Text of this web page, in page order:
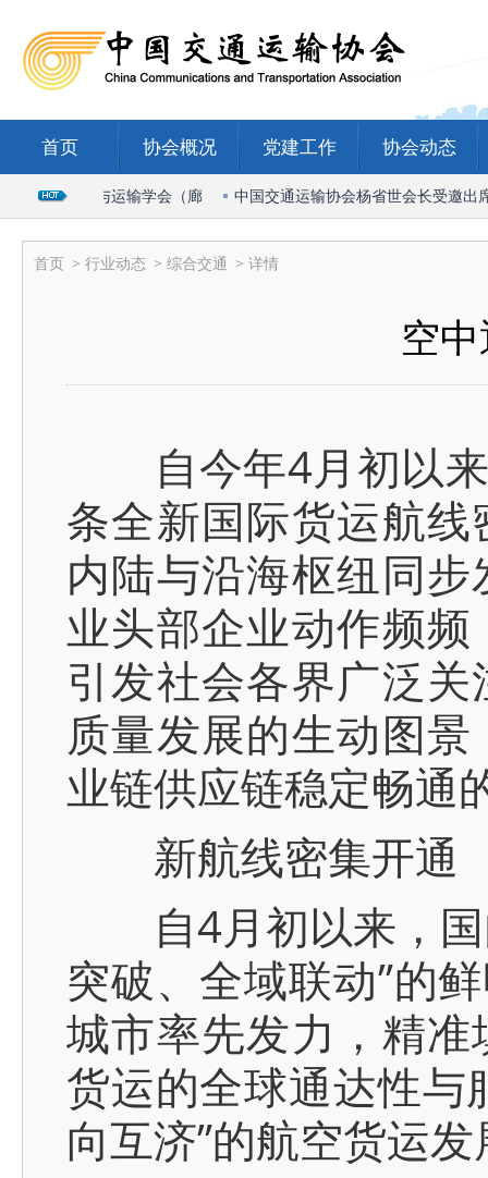
首页 协会概况 党建工作 协会动态
际物流与运输学会（廊 中国交通运输协会杨省世会长受邀出席
首页 > 行业动态 > 综合交通 > 详情
空
自今年4月初以来
条全新国际货运航
内陆与沿海枢纽同
业头部企业动作频
引发社会各界广泛
质量发展的生动图
业链供应链稳定畅通
新航线密集开通
自4月初以来，国
突破、全域联动”的
城市率先发力，精
货运的全球通达性与
向互济”的航空货运